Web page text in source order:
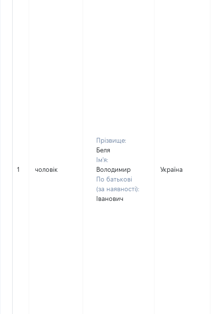
1 чоловік
Прізвище:
Беля
Ім'я:
Володимир
По батькові
(за наявності):
Іванович
Україна